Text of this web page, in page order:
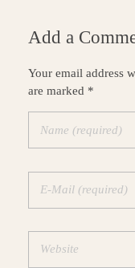
Add a
Your email address
are marked *